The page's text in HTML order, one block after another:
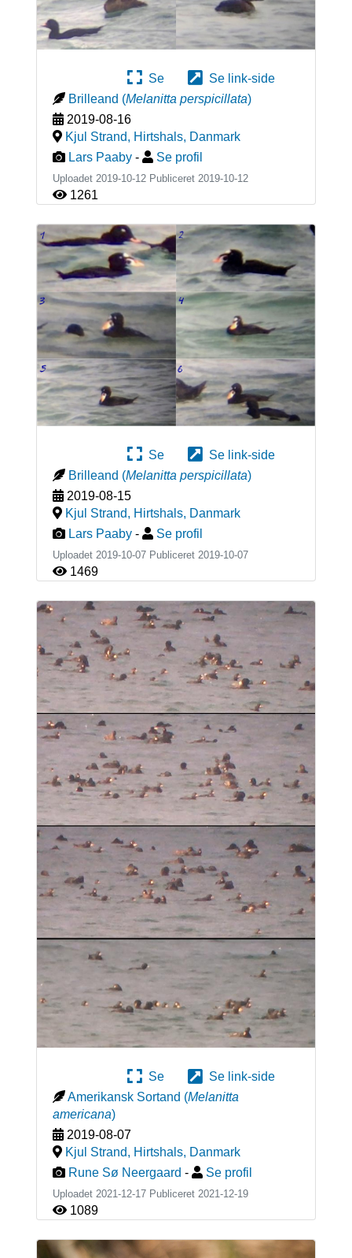
Se
Se link-side
Brilleand (Melanitta perspicillata)
2019-08-16
Kjul Strand, Hirtshals, Danmark
Lars Paaby - Se profil
Uploadet 2019-10-12 Publiceret 2019-10-12
1261
Se
Se link-side
Brilleand (Melanitta perspicillata)
2019-08-15
Kjul Strand, Hirtshals, Danmark
Lars Paaby - Se profil
Uploadet 2019-10-07 Publiceret 2019-10-07
1469
Se
Se link-side
Amerikansk Sortand (Melanitta
americana)
2019-08-07
Kjul Strand, Hirtshals, Danmark
Rune Sø Neergaard - Se profil
Uploadet 2021-12-17 Publiceret 2021-12-19
1089